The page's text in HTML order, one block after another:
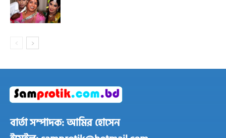
বার্তা সম্পাদক: আমির হোসেন